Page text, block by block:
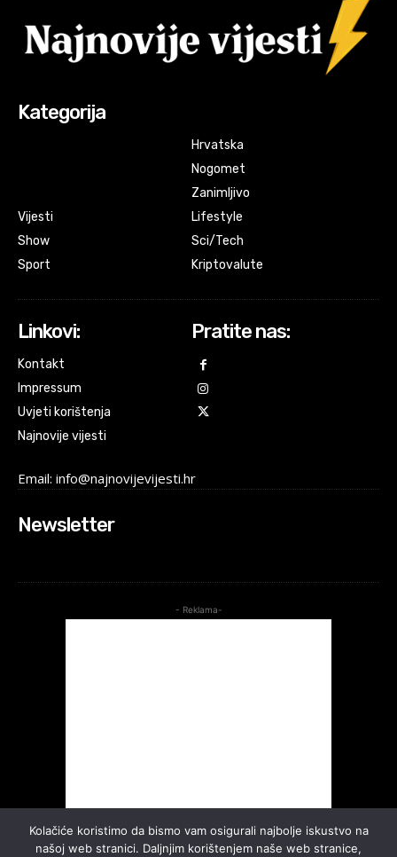
Kategorija
Vijesti
Show
Sport
Hrvatska
Nogomet
Zanimljivo
Lifestyle
Sci/Tech
Kriptovalute
Linkovi:
Kontakt
Impressum
Uvjeti korištenja
Najnovije vijesti
Pratite nas:
Email: info@najnovijevijesti.hr
Newsletter
- Reklama-
Kolačiće koristimo da bismo vam osigurali najbolje iskustvo na
našoj web stranici. Daljnjim korištenjem naše web stranice,